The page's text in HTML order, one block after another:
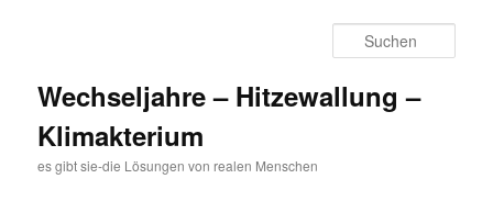
Wechseljahre – Hitzewallung –
Klimakterium
es gibt sie-die Lösungen von realen Menschen